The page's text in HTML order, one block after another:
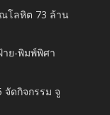
โลหิต 73 ล้าน
าย-พิมพ์พิศา
จัดกิจกรรม จู